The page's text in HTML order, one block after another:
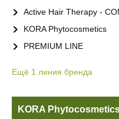
Active Hair Therapy -
KORA Phytocosmetics
PREMIUM LINE
Ещё 1 линия бренда
KORA